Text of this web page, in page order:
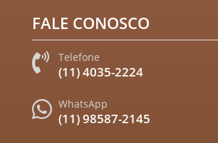
FALE CONOSCO
 Telefone
(11) 4035-2224
 WhatsApp
(11) 98587-2145